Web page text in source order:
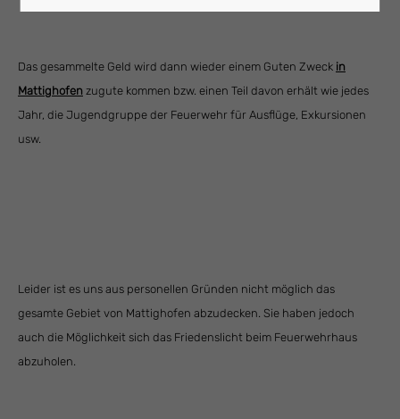
Das gesammelte Geld wird dann wieder einem Guten Zweck in
Mattighofen zugute kommen bzw. einen Teil davon erhält wie jedes
Jahr, die Jugendgruppe der Feuerwehr für Ausflüge, Exkursionen
usw.
Leider ist es uns aus personellen Gründen nicht möglich das
gesamte Gebiet von Mattighofen abzudecken. Sie haben jedoch
auch die Möglichkeit sich das Friedenslicht beim Feuerwehrhaus
abzuholen.